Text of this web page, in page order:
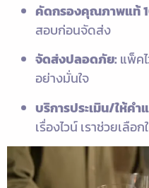
คัดกรองคุณภาพแท้
สอบก่อนจัดส่ง
จัดส่งปลอดภัย: แพ็ค
อย่างมั่นใจ
บริการประเมิน/ให้คำ
เรื่องไวน์ เราช่วยเลือ